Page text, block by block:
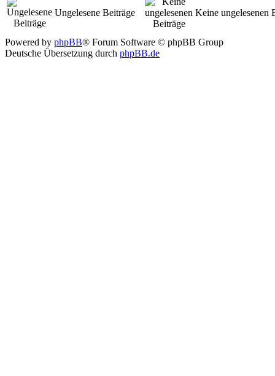
Ungelesene Beiträge Keine ungelesenen
Powered by phpBB® Forum Software © phpBB Group
Deutsche Übersetzung durch phpBB.de